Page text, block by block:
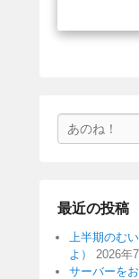
索
最近の投稿
上半期のむ
よ）
2026年
サーバーを